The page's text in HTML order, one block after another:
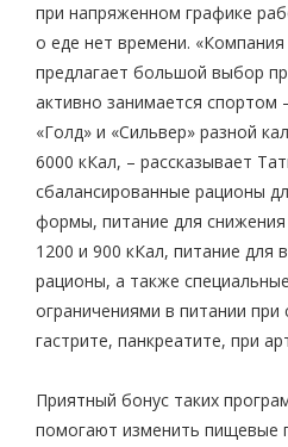
при напряженном графике
о еде нет времени.
предлагает большой выбор
активно занимается спортом
«Голд» и «Сильвер» разной
6000 кКал, – рассказывает
сбалансированные рационы
формы, питание для
1200 и 900 кКал, питание для
рационы, а также
ограничениями в питании при
гастрите, панкреатите, при
Приятный бонус таких
помогают изменить пищевые